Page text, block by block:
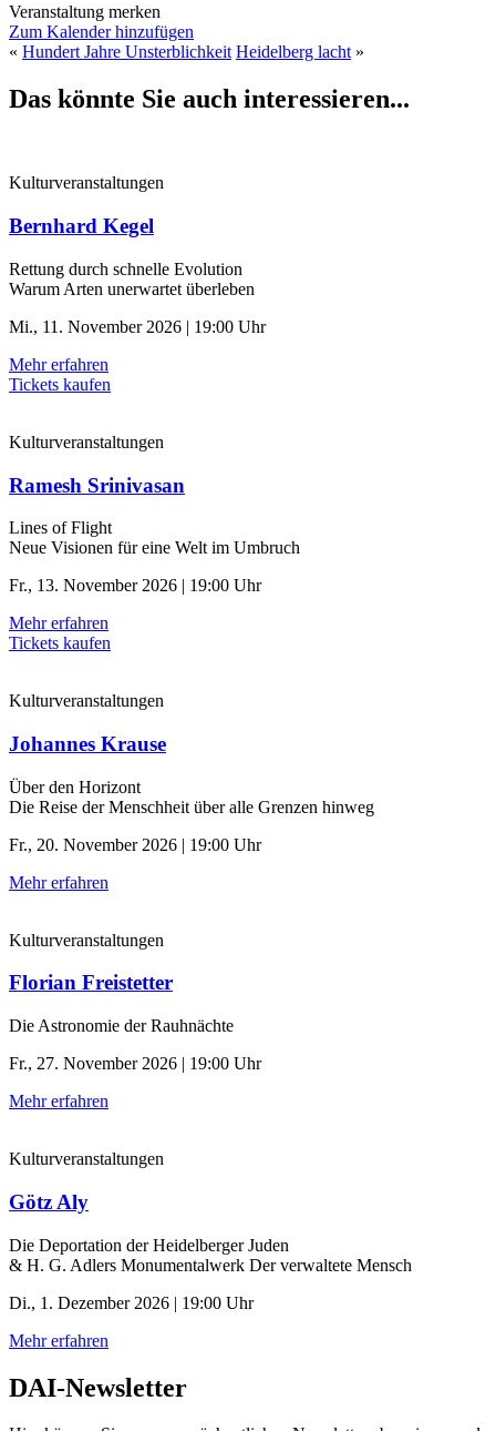
Veranstaltung merken
Zum Kalender hinzufügen
« Hundert Jahre Unsterblichkeit Heidelberg lacht »
Das könnte Sie auch interessieren...
Kulturveranstaltungen
Bernhard Kegel
Rettung durch schnelle ­Evolution
Warum Arten unerwartet überleben
Mi., 11. November 2026 | 19:00 Uhr
Mehr erfahren
Tickets kaufen
Kulturveranstaltungen
Ramesh Srinivasan
Lines of Flight
Neue Visionen für eine Welt im Umbruch
Fr., 13. November 2026 | 19:00 Uhr
Mehr erfahren
Tickets kaufen
Kulturveranstaltungen
Johannes Krause
Über den Horizont
Die Reise der Menschheit über alle Grenzen hinweg
Fr., 20. November 2026 | 19:00 Uhr
Mehr erfahren
Kulturveranstaltungen
Florian Freistetter
Die Astronomie der ­Rauhnächte
Fr., 27. November 2026 | 19:00 Uhr
Mehr erfahren
Kulturveranstaltungen
Götz Aly
Die Deportation der ­Heidelberger Juden
& H. G. Adlers Monumentalwerk Der verwaltete Mensch
Di., 1. Dezember 2026 | 19:00 Uhr
Mehr erfahren
DAI-Newsletter